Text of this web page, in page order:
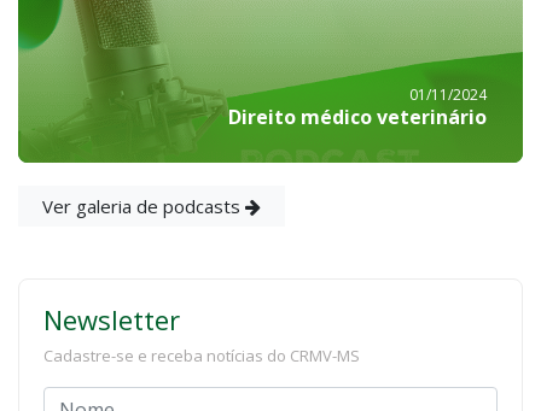
01/11/2024
Direito médico veterinário
Ver galeria de podcasts
Newsletter
Cadastre-se e receba notícias do CRMV-MS